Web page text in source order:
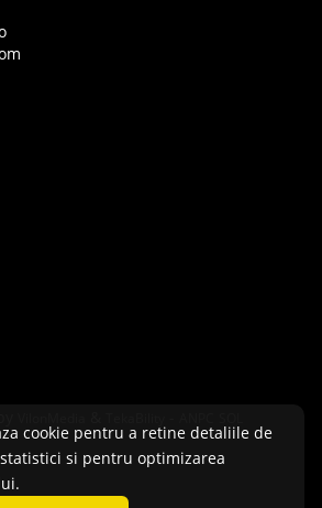
cookie pentru a retine detaliile de
si pentru optimizarea